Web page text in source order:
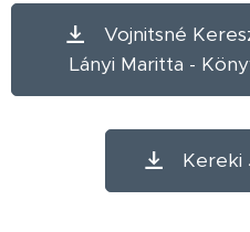
Vojnitsné
Lányi Maritta -
Kereki